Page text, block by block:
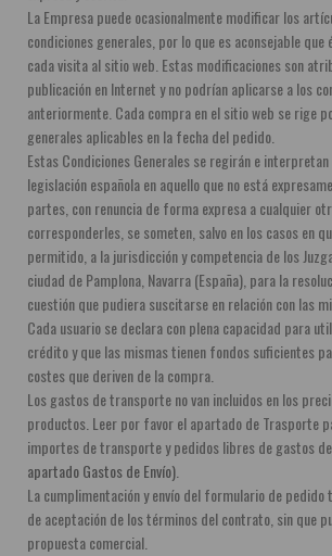
La Empresa puede ocasionalmente modificar los
condiciones generales, por lo que es aconsejable que
cada visita al sitio web. Estas modificaciones son
publicación en Internet y no podrían aplicarse a los
anteriormente. Cada compra en el sitio web se rige
generales aplicables en la fecha del pedido.
Estas Condiciones Generales se regirán e
legislación española en aquello que no está
partes, con renuncia de forma expresa a cualquier
corresponderles, se someten, salvo en los casos en
permitido, a la jurisdicción y competencia de los
ciudad de Pamplona, Navarra (España), para la
cuestión que pudiera suscitarse en relación con las
Cada usuario se declara con plena capacidad para
crédito y que las mismas tienen fondos suficientes
costes que deriven de la compra.
Los gastos de transporte no van incluidos en los
productos. Leer por favor el apartado de Trasporte
importes de transporte y pedidos libres de gastos
apartado Gastos de Envío).
La cumplimentación y envío del formulario de pedido
de aceptación de los términos del contrato, sin que
propuesta comercial.